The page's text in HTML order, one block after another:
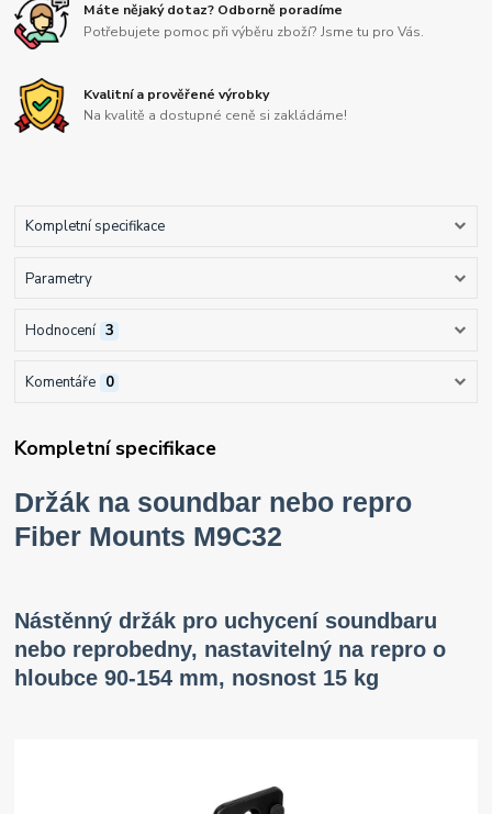
Máte nějaký dotaz? Odborně poradíme
Potřebujete pomoc při výběru zboží? Jsme tu pro Vás.
Kvalitní a prověřené výrobky
Na kvalitě a dostupné ceně si zakládáme!
Kompletní specifikace
Parametry
Hodnocení 3
Komentáře 0
Kompletní specifikace
Držák na soundbar nebo repro
Fiber Mounts M9C32
Nástěnný držák pro uchycení soundbaru
nebo reprobedny, nastavitelný na repro o
hloubce 90-154 mm, nosnost 15 kg